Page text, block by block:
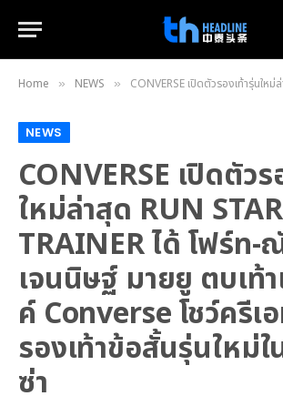
Home » NEWS » CONVERSE เปิดตัวรองเท้ารุ่นใหม่ล่าสุด RUN STAR TRAINER ได้ โฟร์ท-ณัฐวรรธน์ เจนนิษฐ์ มายยู ตบเ
NEWS
CONVERSE เปิดตัวร
ใหม่ล่าสุด RUN STAR
TRAINER ได้ โฟร์ท-
เจนนิษฐ์ มายยู ตบเท้
ค์ Converse โชว์ครีเ
รองเท้าข้อสั้นรุ่นใหม่
ซ่า